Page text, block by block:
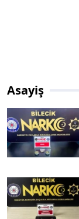
Asayiş